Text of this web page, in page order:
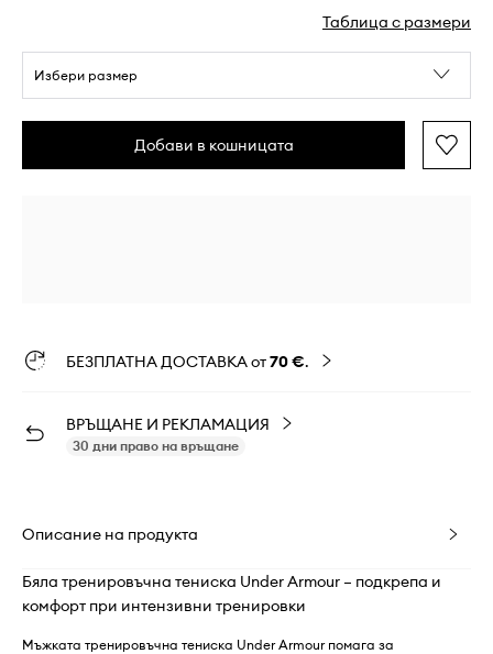
Таблица с размери
Избери размер
Добави в кошницата
БЕЗПЛАТНА ДОСТАВКА от70 €.
ВРЪЩАНЕ И РЕКЛАМАЦИЯ
30 дни право на връщане
Описание на продукта
Бяла тренировъчна тениска Under Armour – подкрепа и
комфорт при интензивни тренировки
Мъжката тренировъчна тениска Under Armour помага за